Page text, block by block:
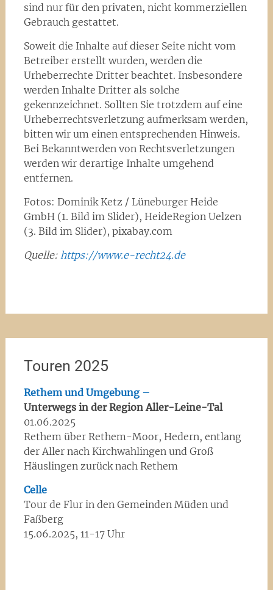
sind nur für den privaten, nicht kommerziellen
Gebrauch gestattet.
Soweit die Inhalte auf dieser Seite nicht vom
Betreiber erstellt wurden, werden die
Urheberrechte Dritter beachtet. Insbesondere
werden Inhalte Dritter als solche
gekennzeichnet. Sollten Sie trotzdem auf eine
Urheberrechtsverletzung aufmerksam werden,
bitten wir um einen entsprechenden Hinweis.
Bei Bekanntwerden von Rechtsverletzungen
werden wir derartige Inhalte umgehend
entfernen.
Fotos: Dominik Ketz / Lüneburger Heide
GmbH (1. Bild im Slider), HeideRegion Uelzen
(3. Bild im Slider), pixabay.com
Quelle: https://www.e-recht24.de
Touren 2025
Rethem und Umgebung –
Unterwegs in der Region Aller-Leine-Tal
01.06.2025
Rethem über Rethem-Moor, Hedern, entlang
der Aller nach Kirchwahlingen und Groß
Häuslingen zurück nach Rethem
Celle
Tour de Flur in den Gemeinden Müden und
Faßberg
15.06.2025, 11-17 Uhr